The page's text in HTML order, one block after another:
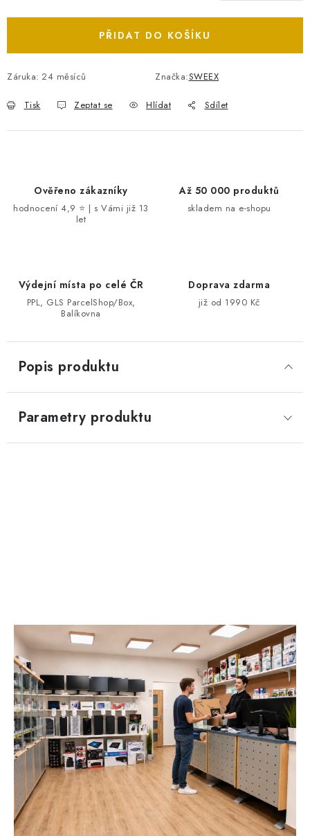
PŘIDAT DO KOŠÍKU
Záruka: 24 měsíců Značka:SWEEX
Tisk Zeptat se Hlídat Sdílet
Ověřeno zákazníky
hodnocení 4,9 ⭐ | s Vámi již 13
let
Až 50 000 produktů
skladem na e-shopu
Výdejní místa po celé ČR
PPL, GLS ParcelShop/Box,
Balíkovna
Doprava zdarma
již od 1990 Kč
Popis produktu
Parametry produktu